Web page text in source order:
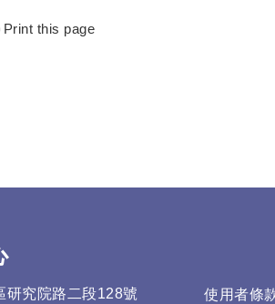
Print this page
究院路二段128號
使用者條